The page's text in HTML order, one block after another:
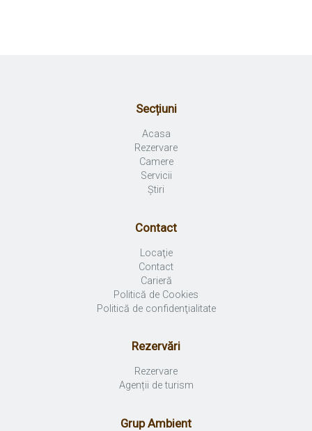
Secțiuni
Acasa
Rezervare
Camere
Servicii
Știri
Contact
Locaţie
Contact
Carieră
Politică de Cookies
Politică de confidenţialitate
Rezervări
Rezervare
Agenții de turism
Grup Ambient